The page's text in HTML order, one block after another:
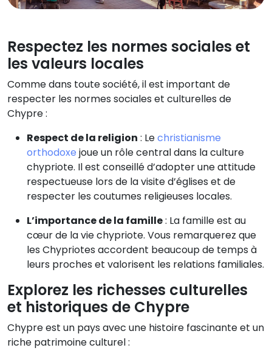
Respectez les normes sociales et
les valeurs locales
Comme dans toute société, il est important de
respecter les normes sociales et culturelles de
Chypre :
Respect de la religion : Lechristianisme
orthodoxe joue un rôle central dans la culture
chypriote. Il est conseillé d’adopter une attitude
respectueuse lors de la visite d’églises et de
respecter les coutumes religieuses locales.
L’importance de la famille: La famille est au
cœur de la vie chypriote. Vous remarquerez que
les Chypriotes accordent beaucoup de temps à
leurs proches et valorisent les relations familiales.
Explorez les richesses culturelles
et historiques de Chypre
Chypre est un pays avec une histoire fascinante et un
riche patrimoine culturel :